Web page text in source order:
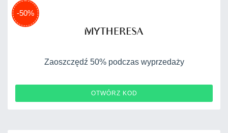
-50%
Zaoszczędź 50% podczas wyprzedaży
OTWÓRZ KOD